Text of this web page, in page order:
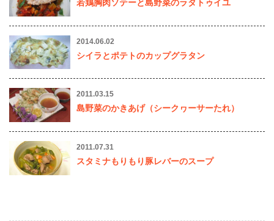
若鶏胸肉ソテーと島野菜のラタトゥイユ
2014.06.02
シイラとポテトのカップグラタン
2011.03.15
島野菜のかきあげ（シークヮーサーたれ）
2011.07.31
スタミナもりもり豚レバーのスープ